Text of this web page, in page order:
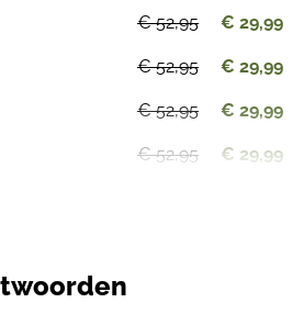
€ 52,95
€ 52,95
€ 52,95
€ 52,95
€ 29,99
€ 29,99
€ 29,99
€ 29,99